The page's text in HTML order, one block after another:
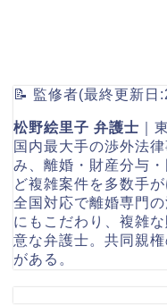
📝 監修者(最終更新日
松野絵里子 弁護士 ｜
国内最大手の渉外法
み、離婚・財産分与
ど複雑案件を多数手
全国対応で離婚専門
にもこだわり、複雑
意な弁護士。共同親
がある。